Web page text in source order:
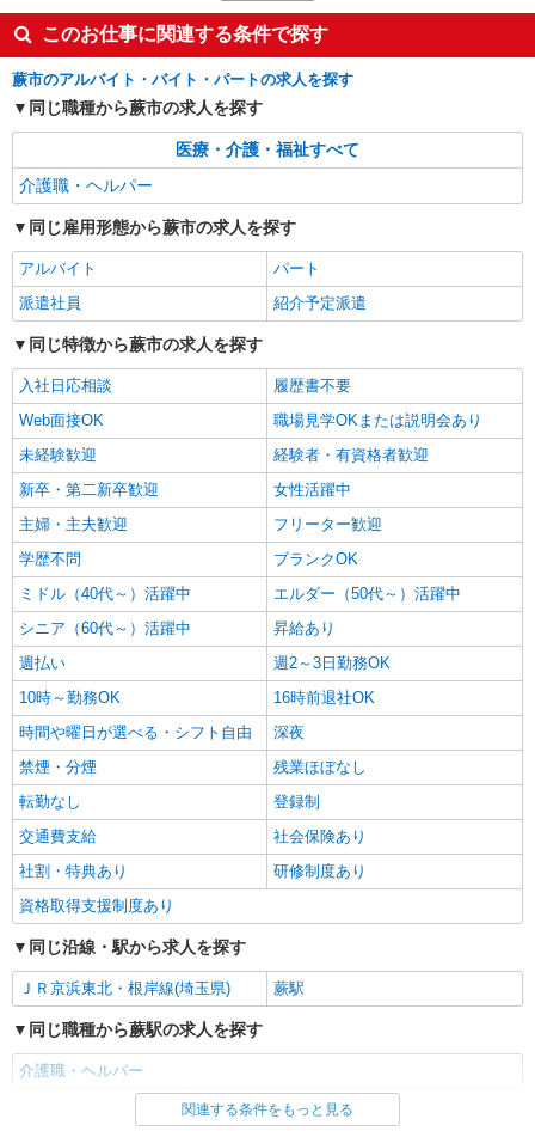
ン代含む)＞
蕨市内 最寄り駅：蕨駅
キープ 詳細を見る
株式会社kotrio /●SW-S-2087097
り/生活支援など
時給1550円〜2312円 ＜交通費全支給(ガソリ
蕨市 ＜蕨駅チカ＞
キープ
派遣社員
株式会社トラストグロース 新宿本社 第3営業部
グループホームでの介護士
時給：初任者1500円/実務者1600円/介福1700
円 ※資格や経験などによる
埼玉県蕨市
キープ 詳細を見る
職業紹介
株式会社kotrio /●SW-S-2022168
＜蕨駅＞デイサービスのパート募集≪週3勤務
≫≪夕方退社≫
時給1550円〜2312円 ＜交通費全支給(ガソリ
蕨市内 最寄り駅：蕨駅
キープ 詳細を見る
派遣社員
株式会社kotrio /●SI-H-2102150
≪蕨駅≫高級シニアマンションで見回り/生活
相談など
通費全支給(ガソリン代含む)＞
キープ 詳細を見る
このお仕事に関連する条件で探す
蕨市のアルバイト・バイト・パートの求人を探す
同じ職種から蕨市の求人を探す
医療・介護・福祉すべて
介護職・ヘルパー
同じ雇用形態から蕨市の求人を探す
アルバイト
パート
派遣社員
紹介予定派遣
同じ特徴から蕨市の求人を探す
入社日応相談
履歴書不要
Web面接OK
職場見学OKまたは説明会あり
未経験歓迎
経験者・有資格者歓迎
新卒・第二新卒歓迎
女性活躍中
主婦・主夫歓迎
フリーター歓迎
学歴不問
ブランクOK
ミドル（40代～）活躍中
エルダー（50代～）活躍中
シニア（60代～）活躍中
昇給あり
週払い
週2～3日勤務OK
10時～勤務OK
16時前退社OK
時間や曜日が選べる・シフト自由
深夜
禁煙・分煙
残業ほぼなし
転勤なし
登録制
交通費支給
社会保険あり
社割・特典あり
研修制度あり
資格取得支援制度あり
同じ沿線・駅から求人を探す
ＪＲ京浜東北・根岸線(埼玉県) 蕨駅
同じ職種から蕨駅の求人を探す
介護職・ヘルパー
同じ雇用形態から蕨駅の求人を探す
関連する条件をもっと見る